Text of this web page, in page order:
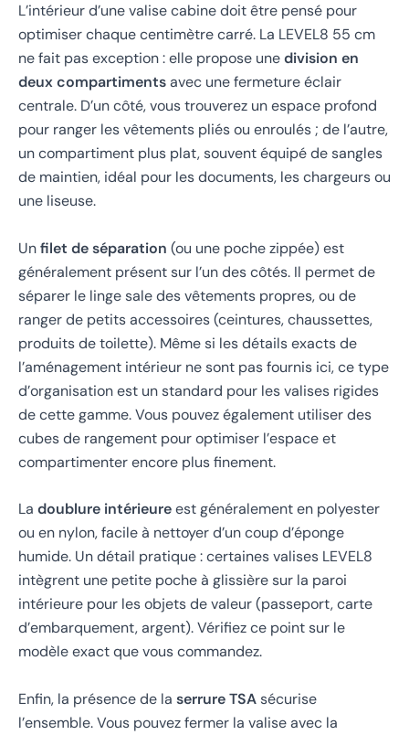
L’intérieur d’une valise cabine doit être pensé pour
optimiser chaque centimètre carré. La LEVEL8 55 cm
ne fait pas exception : elle propose unedivision en
deux compartimentsavec une fermeture éclair
centrale. D’un côté, vous trouverez un espace profond
pour ranger les vêtements pliés ou enroulés ; de l’autre,
un compartiment plus plat, souvent équipé de sangles
de maintien, idéal pour les documents, les chargeurs ou
une liseuse.
Unfilet de séparation (ou une poche zippée) est
généralement présent sur l’un des côtés. Il permet de
séparer le linge sale des vêtements propres, ou de
ranger de petits accessoires (ceintures, chaussettes,
produits de toilette). Même si les détails exacts de
l’aménagement intérieur ne sont pas fournis ici, ce type
d’organisation est un standard pour les valises rigides
de cette gamme. Vous pouvez également utiliser des
cubes de rangement pour optimiser l’espace et
compartimenter encore plus finement.
La doublure intérieureest généralement en polyester
ou en nylon, facile à nettoyer d’un coup d’éponge
humide. Un détail pratique : certaines valises LEVEL8
intègrent une petite poche à glissière sur la paroi
intérieure pour les objets de valeur (passeport, carte
d’embarquement, argent). Vérifiez ce point sur le
modèle exact que vous commandez.
Enfin, la présence de la serrure TSAsécurise
l’ensemble. Vous pouvez fermer la valise avec la